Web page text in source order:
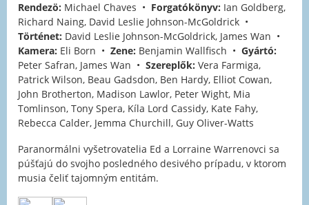
Rendezö: Michael Chaves • Forgatókönyv: Ian Goldberg,
Richard Naing, David Leslie Johnson-McGoldrick •
Történet: David Leslie Johnson-McGoldrick, James Wan •
Kamera: Eli Born • Zene: Benjamin Wallfisch • Gyártó:
Peter Safran, James Wan • Szereplők: Vera Farmiga,
Patrick Wilson, Beau Gadsdon, Ben Hardy, Elliot Cowan,
John Brotherton, Madison Lawlor, Peter Wight, Mia
Tomlinson, Tony Spera, Kíla Lord Cassidy, Kate Fahy,
Rebecca Calder, Jemma Churchill, Guy Oliver-Watts
Paranormálni vyšetrovatelia Ed a Lorraine Warrenovci sa
púšťajú do svojho posledného desivého prípadu, v ktorom
musia čeliť tajomným entitám.